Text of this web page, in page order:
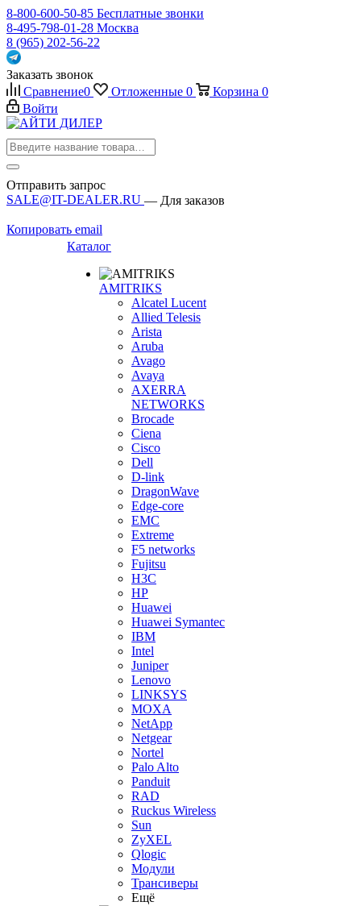
8-800-600-50-85 Бесплатные звонки
8-495-798-01-28 Москва
8 (965) 202-56-22
Заказать звонок
Сравнение0 Отложенные 0 Корзина 0
Войти
Отправить запрос
SALE@IT-DEALER.RU — Для заказов
Копировать email
Каталог
AMITRIKS
Alcatel Lucent
Allied Telesis
Arista
Aruba
Avago
Avaya
AXERRA
NETWORKS
Brocade
Ciena
Cisco
Dell
D-link
DragonWave
Edge-core
EMC
Extreme
F5 networks
Fujitsu
H3С
HP
Huawei
Huawei Symantec
IBM
Intel
Juniper
Lenovo
LINKSYS
MOXA
NetApp
Netgear
Nortel
Palo Alto
Panduit
RAD
Ruckus Wireless
Sun
ZyXEL
Qlogic
Модули
Трансиверы
Ещё